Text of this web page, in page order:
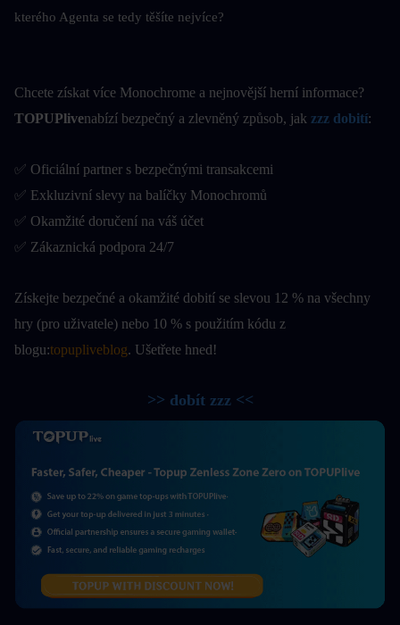
kterého Agenta se tedy těšíte nejvíce?
Chcete získat více Monochrome a nejnovější herní informace?
TOPUPlivenabízí bezpečný a zlevněný způsob, jak zzz dobití:
✅ Oficiální partner s bezpečnými transakcemi
✅ Exkluzivní slevy na balíčky Monochromů
✅ Okamžité doručení na váš účet
✅ Zákaznická podpora 24/7
Získejte bezpečné a okamžité dobití se slevou 12 % na všechny
hry (pro uživatele) nebo 10 % s použitím kódu z
blogu:topupliveblog. Ušetřete hned!
>> dobít zzz <<